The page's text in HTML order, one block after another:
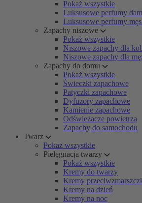
Pokaż wszystkie
Luksusowe perfumy
Luksusowe perfumy
Zapachy niszowe
Pokaż wszystkie
Niszowe zapachy dla
Niszowe zapachy dla
Zapachy do domu
Pokaż wszystkie
Świeczki zapachowe
Patyczki zapachowe
Dyfuzory zapachowe
Kamienie zapachowe
Odświeżacze powietrza
Zapachy do samochodu
Twarz
Pokaż wszystkie
Pielęgnacja twarzy
Pokaż wszystkie
Kremy do twarzy
Kremy
Kremy na dzień
Kremy na noc